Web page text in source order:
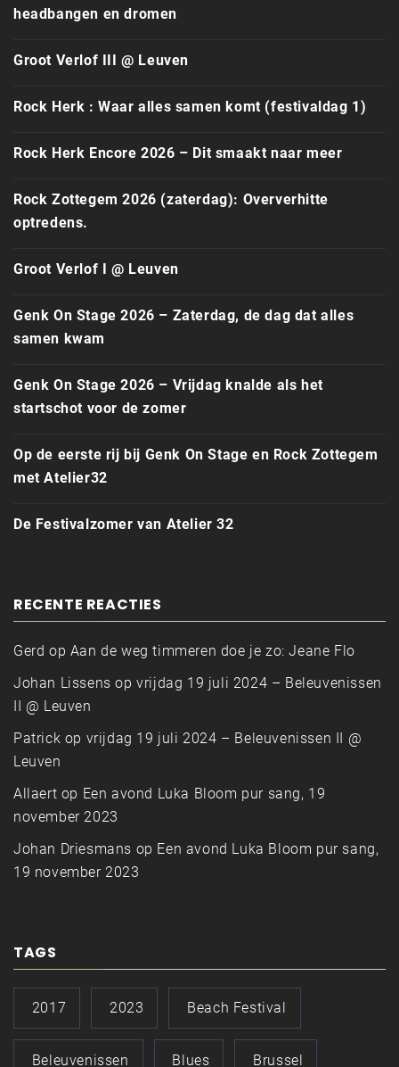
headbangen en dromen
Groot Verlof III @ Leuven
Rock Herk : Waar alles samen komt (festivaldag 1)
Rock Herk Encore 2026 – Dit smaakt naar meer
Rock Zottegem 2026 (zaterdag): Oververhitte
optredens.
Groot Verlof I @ Leuven
Genk On Stage 2026 – Zaterdag, de dag dat alles
samen kwam
Genk On Stage 2026 – Vrijdag knalde als het
startschot voor de zomer
Op de eerste rij bij Genk On Stage en Rock Zottegem
met Atelier32
De Festivalzomer van Atelier 32
RECENTE REACTIES
Gerd op Aan de weg timmeren doe je zo: Jeane Flo
Johan Lissens opvrijdag 19 juli 2024 – Beleuvenissen
II @ Leuven
Patrick op vrijdag 19 juli 2024 – Beleuvenissen II @
Leuven
Allaert op Een avond Luka Bloom pur sang, 19
november 2023
Johan Driesmans op Een avond Luka Bloom pur sang,
19 november 2023
TAGS
2017 2023 Beach Festival
Beleuvenissen Blues Brussel